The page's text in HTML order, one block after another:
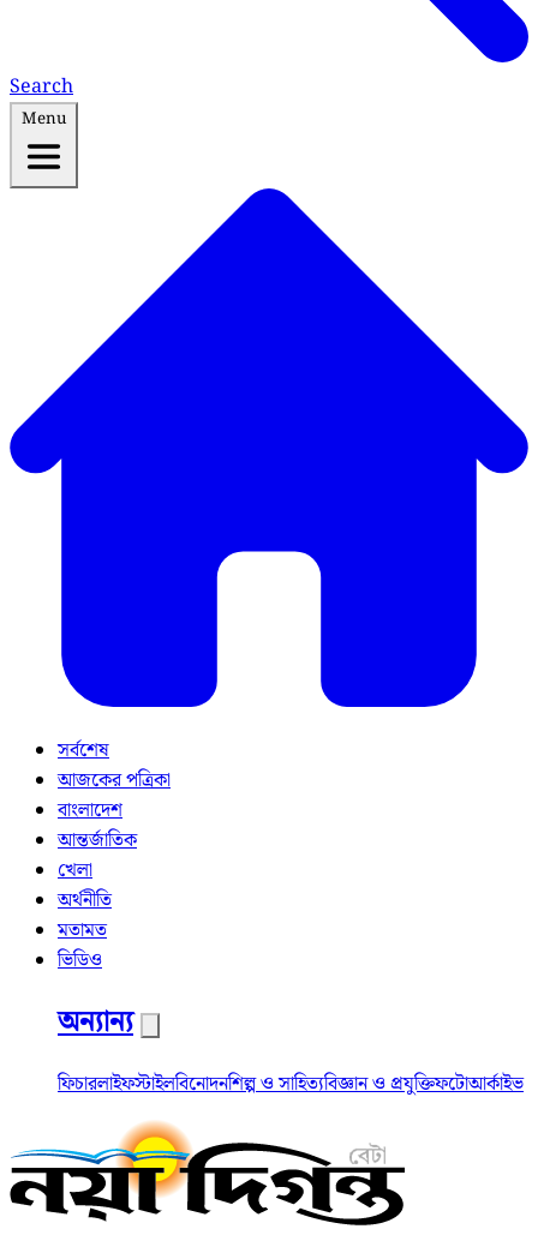
Search
Menu
সর্বশেষ
আজকের পত্রিকা
বাংলাদেশ
আন্তর্জাতিক
খেলা
অর্থনীতি
মতামত
ভিডিও
অন্যান্য
ফিচারলাইফস্টাইলবিনোদনশিল্প ও সাহিত্যবিজ্ঞান ও প্রযুক্তিফটোআর্কাইভ